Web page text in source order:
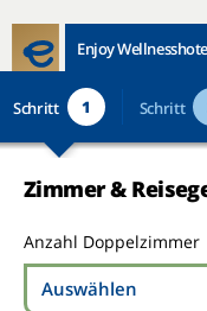
Enjoy
Schritt 1 Schritt
Zimmer &
Anzahl Doppelzimmer
Auswählen